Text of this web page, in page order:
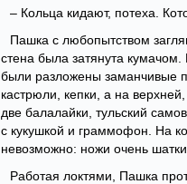
– Кольца кидают, потеха.
Пашка с любопытством
стена была затянута
были разложены заманчивые
кастрюли, кепки, а на
две балалайки, тульский
с кукушкой и граммофон. На
невозможно: ножи очень
Работая локтями, Пашка